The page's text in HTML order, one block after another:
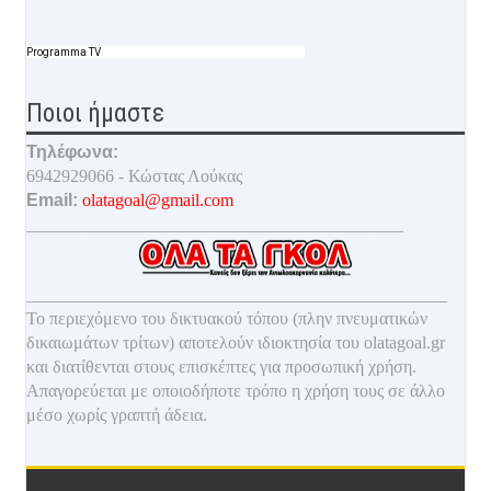
Programma TV
Ποιοι ήμαστε
Τηλέφωνα:
6942929066 - Κώστας Λούκας
Email: olatagoal@gmail.com
Το περιεχόμενο του δικτυακού τόπου (πλην πνευματικών
δικαιωμάτων τρίτων) αποτελούν ιδιοκτησία του olatagoal.gr
και διατίθενται στους επισκέπτες για προσωπική χρήση.
Απαγορεύεται με οποιοδήποτε τρόπο η χρήση τους σε άλλο
μέσο χωρίς γραπτή άδεια.